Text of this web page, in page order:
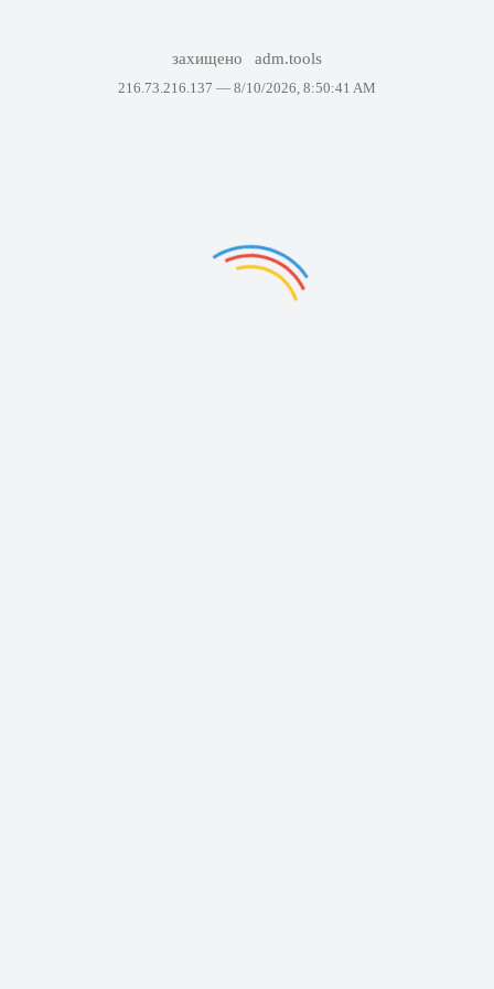
захищено adm.tools
216.73.216.137 — 8/10/2026, 8:50:41 AM